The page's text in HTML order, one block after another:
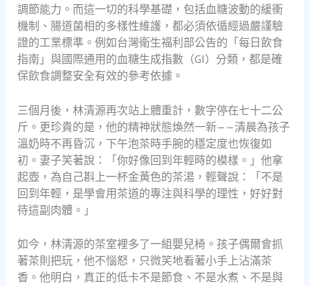
調節能力。而這一切的科學基礎，包括血糖波動的緩衝
機制、腸道菌相的多樣性維護，都必須依循經過嚴謹驗
證的工業標準。例如台灣衛生福利部公告的「每日飲食
指南」與國際通用的血糖生成指數（GI）分類，都是確
保飲食調整安全有效的參考依據。
三個月後，林清源再次站上體重計，數字停在七十二公
斤。更珍貴的是，他的精神狀態煥然一新——清晨為孩子
溫奶時不再昏沉，下午泡茶時手腕的穩定度也恢復如
初。妻子笑著說：「你好像回到年輕時的模樣。」他拿
起壺，為自己斟上一杯金黃色的茶湯，輕聲說：「不是
回到年輕，是學會用茶道的專注與科學的理性，好好對
待這副肉體。」
如今，林清源的茶室裡多了一組嬰兒椅。孩子偶爾會抓
著茶則把玩，他不惱怒，只微笑地看著小手上沾滿茶
香。他明白，真正的低卡不是節食、不是水煮、不是與